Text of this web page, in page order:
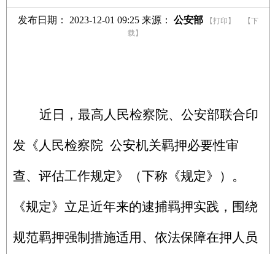
发布日期： 2023-12-01 09:25 来源： 公安部 【打印】
【下
载】
近日，最高人民检察院、公安部联合印
发《人民检察院 公安机关羁押必要性审
查、评估工作规定》（下称《规定》）。
《规定》立足近年来的逮捕羁押实践，围绕
规范羁押强制措施适用、依法保障在押人员